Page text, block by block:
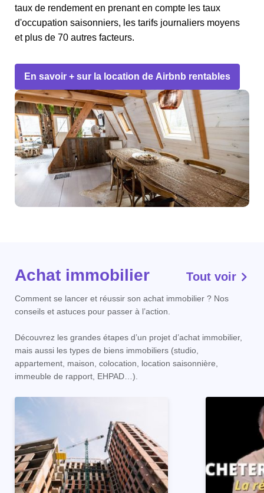
taux de rendement en prenant en compte les taux
d'occupation saisonniers, les tarifs journaliers moyens
et plus de 70 autres facteurs.
En savoir + sur la location de Airbnb rentables
Achat immobilier Tout voir
Comment se lancer et réussir son achat immobilier ? Nos
conseils et astuces pour passer à l’action.
Découvrez les grandes étapes d’un projet d’achat immobilier,
mais aussi les types de biens immobiliers (studio,
appartement, maison, colocation, location saisonnière,
immeuble de rapport, EHPAD…).